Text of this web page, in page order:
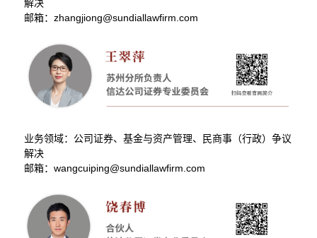
解决
邮箱：zhangjiong@sundiallawfirm.com
业务领域：公司证券、基金与资产管理、民商事（行政）争议
解决
邮箱：wangcuiping@sundiallawfirm.com